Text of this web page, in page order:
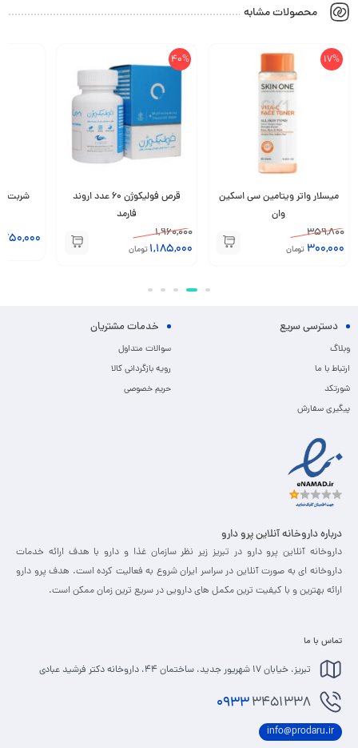
محصولات مشابه
17%
میسلار واتر ویتامین سی اسکین
وان
359,800
300,000 تومان
40%
قرص فولیکوژن 60 عدد اروند
فارمد
1,960,000
1,185,000 تومان
دسترسی سریع
وبلاگ
ارتباط با ما
شورتکد
پیگیری سفارش
خدمات مشتریان
سوالات متداول
رویه بازگردانی کالا
حریم خصوصی
درباره داروخانه آنلاین پرو دارو
داروخانه آنلاین پرو دارو در تبریز زیر نظر سازمان غذا و دارو با هدف ارائه خدمات
داروخانه ای به صورت آنلاین در سراسر ایران شروع به فعالیت کرده است. هدف پرو دارو
ارائه بهترین و با کیفیت ترین مکمل های دارویی در سریع ترین زمان ممکن است.
تماس با ما
تبریز، خیابان 17 شهریور جدید، ساختمان 44، داروخانه دکتر فرشید عبادی
09333451338
info@prodaru.ir